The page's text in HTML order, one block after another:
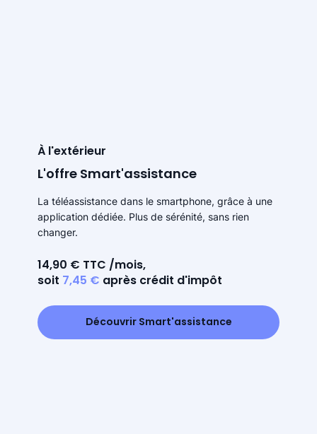
À l'extérieur
L'offre Smart'assistance
La téléassistance dans le smartphone, grâce à une
application dédiée. Plus de sérénité, sans rien
changer.
14,90 € TTC /mois,
soit 7,45 € après crédit d'impôt
Découvrir Smart'assistance